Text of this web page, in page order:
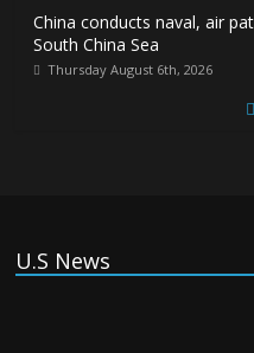
China conducts naval, air
South China Sea
Thursday August 6th, 2026
U.S News